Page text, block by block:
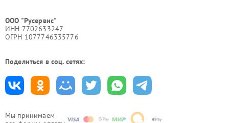
Мы принимаем
ООО "Русервис"
ИНН 7702633247
ОГРН 1077746335776
Поделиться в соц. сетях: